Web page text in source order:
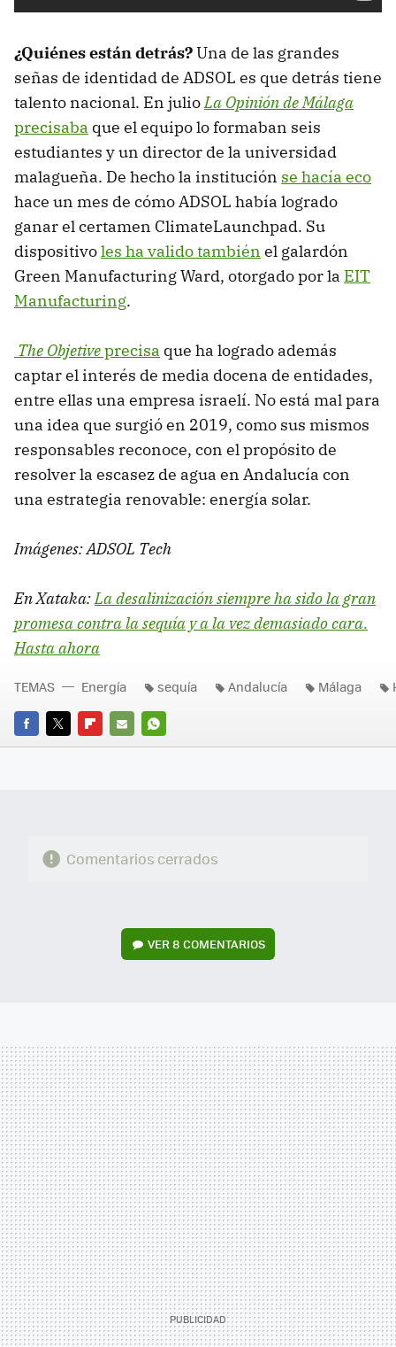
¿Quiénes están detrás?Una de las grandes
señas de identidad de ADSOL es que detrás tiene
talento nacional. En julioLa Opinión de Málaga
precisaba que el equipo lo formaban seis
estudiantes y un director de la universidad
malagueña. De hecho la institución se hacía eco
hace un mes de cómo ADSOL había logrado
ganar el certamen ClimateLaunchpad. Su
dispositivoles ha valido también el galardón
Green Manufacturing Ward, otorgado por la EIT
Manufacturing.
The Objetiveprecisa que ha logrado además
captar el interés de media docena de entidades,
entre ellas una empresa israelí. No está mal para
una idea que surgió en 2019, como sus mismos
responsables reconoce, con el propósito de
resolver la escasez de agua en Andalucía con
una estrategia renovable: energía solar.
Imágenes: ADSOL Tech
En Xataka:La desalinización siempre ha sido la gran
promesa contra la sequía y a la vez demasiado cara.
Hasta ahora
FACEBOOK
TWITTERFLIPBOARD
E-
WHATSAPP
TEMAS Energía sequía Andalucía Málaga
Comentarios cerrados
VER8 COMENTARIOS